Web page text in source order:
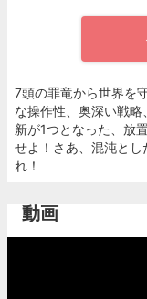
7頭の罪竜から世界を
な操作性、奥深い戦
新が1つとなった、放
せよ！さあ、混沌と
れ！
動画